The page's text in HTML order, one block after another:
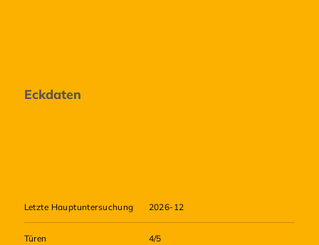
Eckdaten
Letzte Hauptuntersuchung 2026-12
Türen 4/5